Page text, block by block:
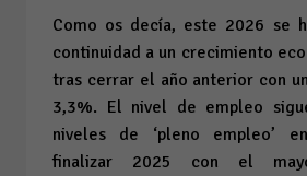
Como os decía, este 2026 se
continuidad a un crecimiento
tras cerrar el año anterior con
3,3%. El nivel de empleo
niveles de ‘pleno empleo’
finalizar 2025 con el